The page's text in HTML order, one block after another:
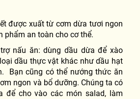
được xuất từ cơm dừa tươi ngon
phẩm an toàn cho cơ thể.
nấu ăn: dùng dầu dừa để xào
dầu thực vật khác như dầu hạt
Bạn cũng có thể nướng thức ăn
ngon và bổ dưỡng. Chúng ta có
để cho vào các món salad, làm